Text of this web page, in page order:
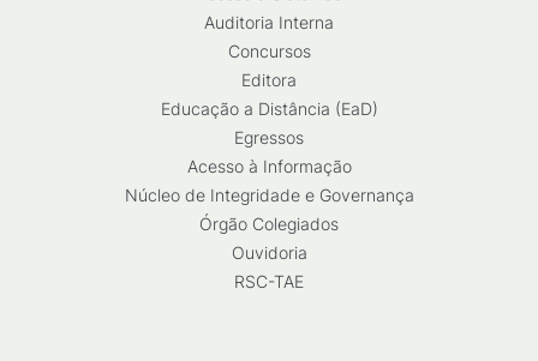
Auditoria Interna
Concursos
Editora
Educação a Distância (EaD)
Egressos
Acesso à Informação
Núcleo de Integridade e Governança
Órgão Colegiados
Ouvidoria
RSC-TAE